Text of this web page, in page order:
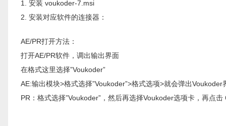
1. 安装 voukoder-7.msi
2. 安装对应软件的连接器：
AE/PR打开方法：
打开AE/PR软件，调出输出界面
在格式这里选择”Voukoder”
AE:输出模块>格式选择”Voukoder”>格式选项>就会弹出Voukoder
PR：格式选择”Voukoder”，然后再选择Voukoder选项卡，再点击